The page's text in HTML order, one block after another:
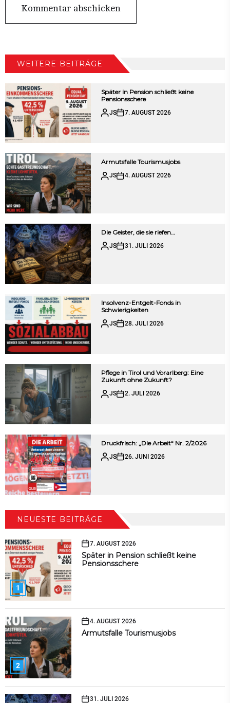
WEITERE BEITRÄGE
Später in Pension schließt keine
Pensionsschere
JS 7. AUGUST 2026
Armutsfalle Tourismusjobs
JS 4. AUGUST 2026
Die Geister, die sie riefen…
JS 31. JULI 2026
Insolvenz-Entgelt-Fonds in
Schwierigkeiten
JS 28. JULI 2026
Pflege in Tirol und Vorarlberg: Eine
Zukunft ohne Zukunft?
JS 2. JULI 2026
Druckfrisch: „Die Arbeit“ Nr. 2/2026
JS 26. JUNI 2026
NEUESTE BEITRÄGE
1
7. AUGUST 2026
Später in Pension schließt keine
Pensionsschere
2
4. AUGUST 2026
Armutsfalle Tourismusjobs
31. JULI 2026